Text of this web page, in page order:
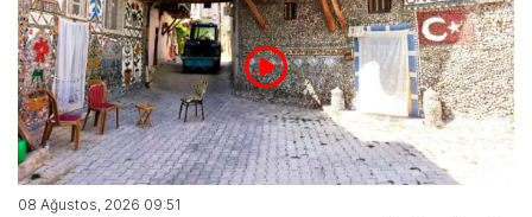
08 Ağustos, 2026 09:51